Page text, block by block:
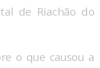
de Riachão do
o que causou a